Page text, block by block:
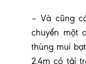
– Và cũng
chuyến một
thùng mui
2,4m có tải